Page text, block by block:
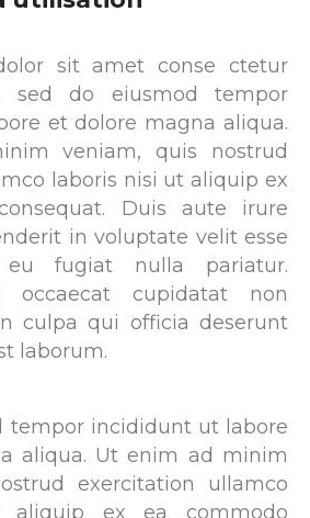
sit amet conse ctetur
sed do eiusmod tempor
et dolore magna aliqua.
veniam, quis nostrud
laboris nisi ut aliquip ex
Duis aute irure
in voluptate velit esse
fugiat nulla pariatur.
occaecat cupidatat non
culpa qui officia deserunt
laborum.
tempor incididunt ut labore
aliqua. Ut enim ad minim
exercitation ullamco
aliquip ex ea commodo